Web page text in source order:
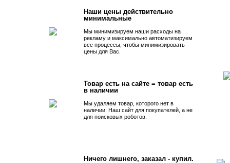
Наши цены действительно
минимальные
Мы минимизируем наши расходы на
рекламу и максимально автоматизируем
все процессы, чтобы минимизировать
цены для Вас.
Товар есть на сайте = товар есть
в наличии
Мы удаляем товар, которого нет в
наличии. Наш сайт для покупателей, а не
для поисковых роботов.
Ничего лишнего, заказал - купил.